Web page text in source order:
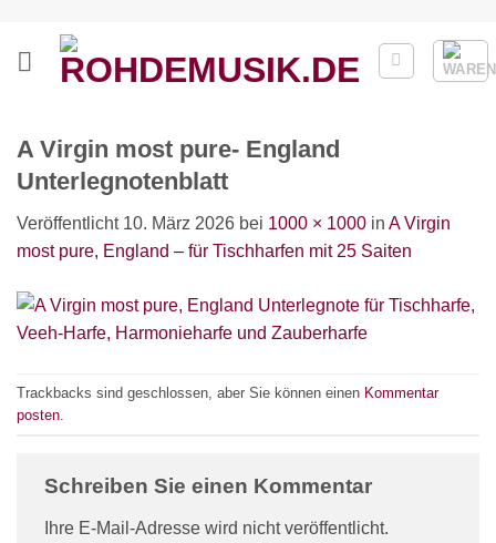
springen
A Virgin most pure- England
Unterlegnotenblatt
Veröffentlicht 10. März 2026 bei 1000 × 1000 in A Virgin
most pure, England – für Tischharfen mit 25 Saiten
Trackbacks sind geschlossen, aber Sie können einen Kommentar
posten
Schreiben Sie einen Kommentar
Ihre E-Mail-Adresse wird nicht veröffentlicht.